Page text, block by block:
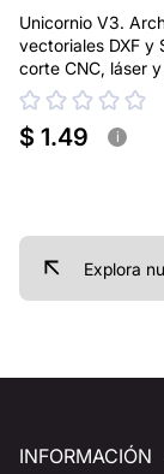
Unicornio V3.
vectoriales DXF y
corte CNC, láser
$ 1.49 i
Explora
INFORMACIÓN